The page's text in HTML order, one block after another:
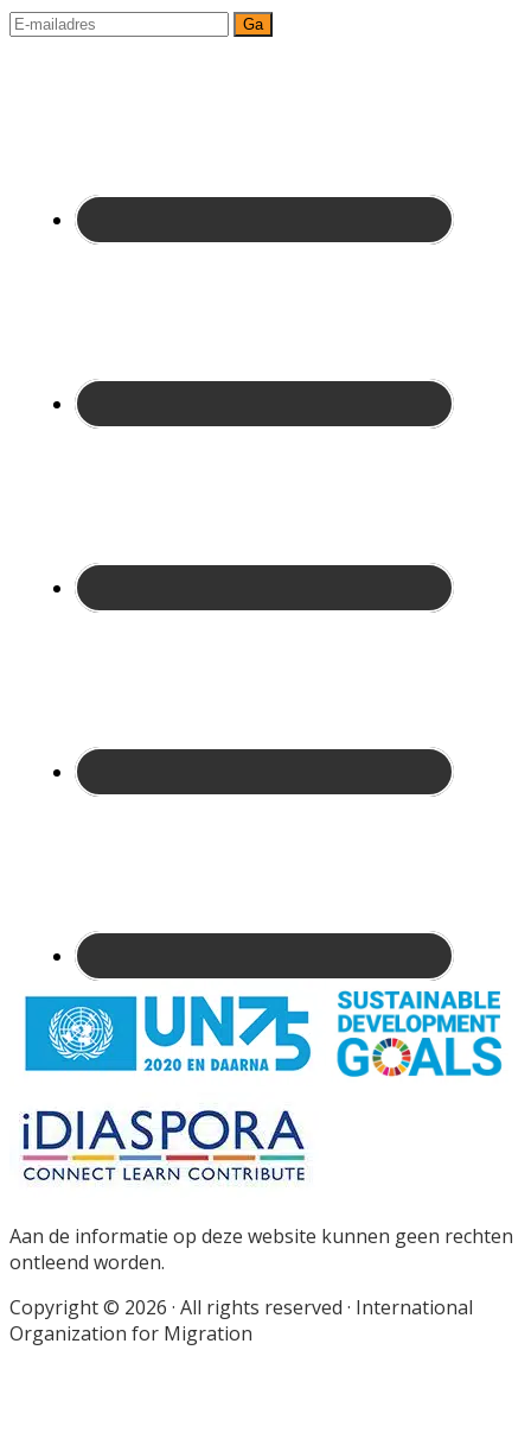
Site
Footer
Aan de informatie op deze website kunnen geen rechten
ontleend worden.
Copyright © 2026 · All rights reserved · International
Organization for Migration